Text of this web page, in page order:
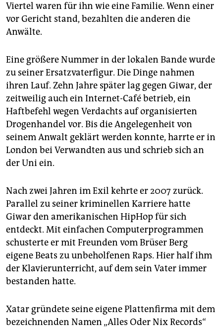
Viertel waren für ihn wie eine Familie. Wenn einer
vor Gericht stand, bezahlten die anderen die
Anwälte.
Eine größere Nummer in der lokalen Bande wurde
zu seiner Ersatzvaterfigur. Die Dinge nahmen
ihren Lauf. Zehn Jahre später lag gegen Giwar, der
zeitweilig auch ein Internet-Café betrieb, ein
Haftbefehl wegen Verdachts auf organisierten
Drogenhandel vor. Bis die Angelegenheit von
seinem Anwalt geklärt werden konnte, harrte er in
London bei Verwandten aus und schrieb sich an
der Uni ein.
Nach zwei Jahren im Exil kehrte er 2007 zurück.
Parallel zu seiner kriminellen Karriere hatte
Giwar den amerikanischen HipHop für sich
entdeckt. Mit einfachen Computerprogrammen
schusterte er mit Freunden vom Brüser Berg
eigene Beats zu unbeholfenen Raps. Hier half ihm
der Klavierunterricht, auf dem sein Vater immer
bestanden hatte.
Xatar gründete seine eigene Plattenfirma mit dem
bezeichnenden Namen „Alles Oder Nix Records“